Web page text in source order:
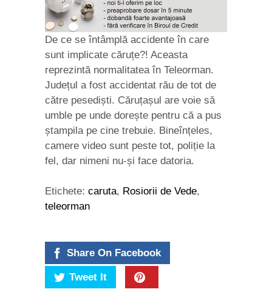
De ce se întâmplă accidente în care
sunt implicate căruțe?! Aceasta
reprezintă normalitatea în Teleorman.
Județul a fost accidentat rău de tot de
către pesediști. Căruțașul are voie să
umble pe unde dorește pentru că a pus
ștampila pe cine trebuie. Bineînțeles,
camere video sunt peste tot, poliție la
fel, dar nimeni nu-și face datoria.
Etichete: caruta, Rosiorii de Vede,
teleorman
Share On Facebook
Tweet It